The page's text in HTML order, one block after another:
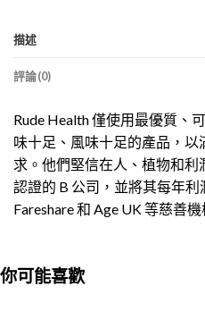
描述
評論(0)
Rude Health 僅使用最優質、
味十足、風味十足的產品，
求。他們堅信在人、植物和
認證的 B 公司，並將其每年利
Fareshare 和 Age UK 等慈善機
你可能喜歡